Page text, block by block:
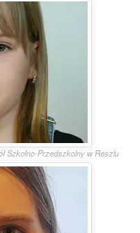
Szkolno-Przedszkolny w Reszlu